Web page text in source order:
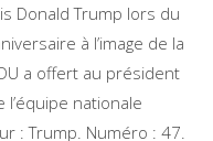
Donald Trump lors du
à l’image de la
a offert au président
nationale
: Trump. Numéro : 47.